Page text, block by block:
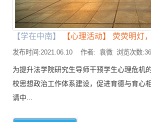
【学在中南】 【心理活动】 荧荧明
发布时间:2021.06.10 作者: 袁微 浏览次数
为提升法学院研究生导师干预学生心理危机
校思想政治工作体系建设，促进育德与育心
请中...